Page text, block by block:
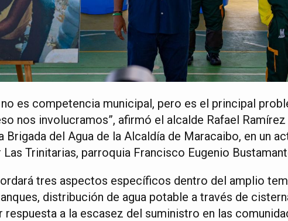
no es competencia municipal, pero es el principal
nos involucramos”, afirmó el alcalde Rafael Ramírez
Brigada del Agua de la Alcaldía de Maracaibo, en un
Trinitarias, parroquia Francisco Eugenio
tres aspectos específicos dentro del amplio
distribución de agua potable a través de
respuesta a la escasez del suministro en las